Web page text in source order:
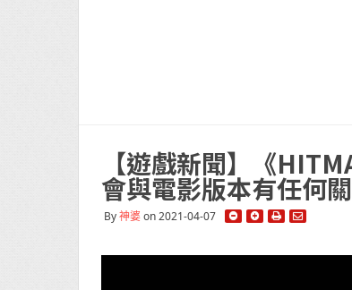
【遊戲新聞】《
會與電影版本有任何
By神婆on 2021-04-07